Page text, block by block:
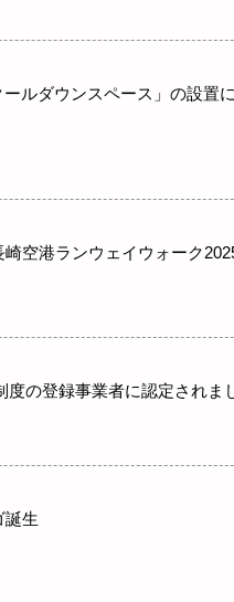
ルダウンスペース」の設置
空港ランウェイウォーク
度の登録事業者に認定されま
誕生